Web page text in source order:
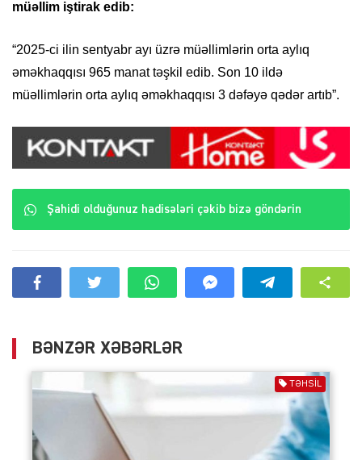
müəllim iştirak edib:
“2025-ci ilin sentyabr ayı üzrə müəllimlərin orta aylıq
əməkhaqqısı 965 manat təşkil edib. Son 10 ildə
müəllimlərin orta aylıq əməkhaqqısı 3 dəfəyə qədər artıb”.
Şahidi olduğunuz hadisələri çəkib bizə göndərin
BƏNZƏR XƏBƏRLƏR
TƏHSIL